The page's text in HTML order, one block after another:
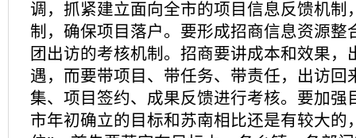
调，抓紧建立面向全市的项目信息反馈机制
制，确保项目落户。要形成招商信息资源整
团出访的考核机制。招商要讲成本和效果，
遇，而要带项目、带任务、带责任，出访回
集、项目签约、成果反馈进行考核。要加强
市年初确立的目标和苏南相比还是有较大的